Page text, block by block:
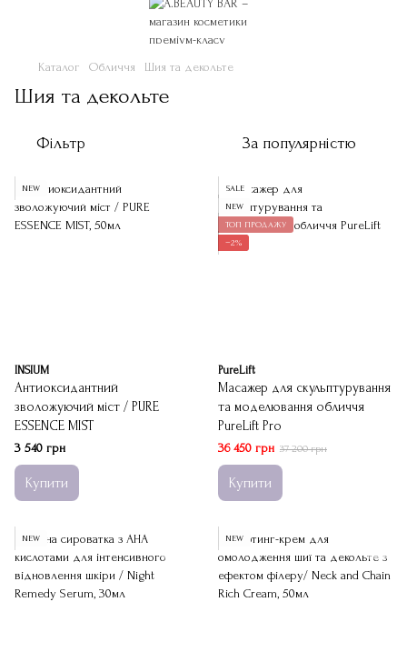
Каталог Обличчя Шия та декольте
Шия та декольте
Фільтр За популярністю
NEW
INSIUM
Антиоксидантний
зволожуючий міст / PURE
ESSENCE MIST
3 540 грн
Купити
SALE
NEW
ТОП ПРОДАЖУ
−2%
PureLift
Масажер для скульптурування
та моделювання обличчя
PureLift Pro
36 450 грн 37 200 грн
Купити
NEW NEW